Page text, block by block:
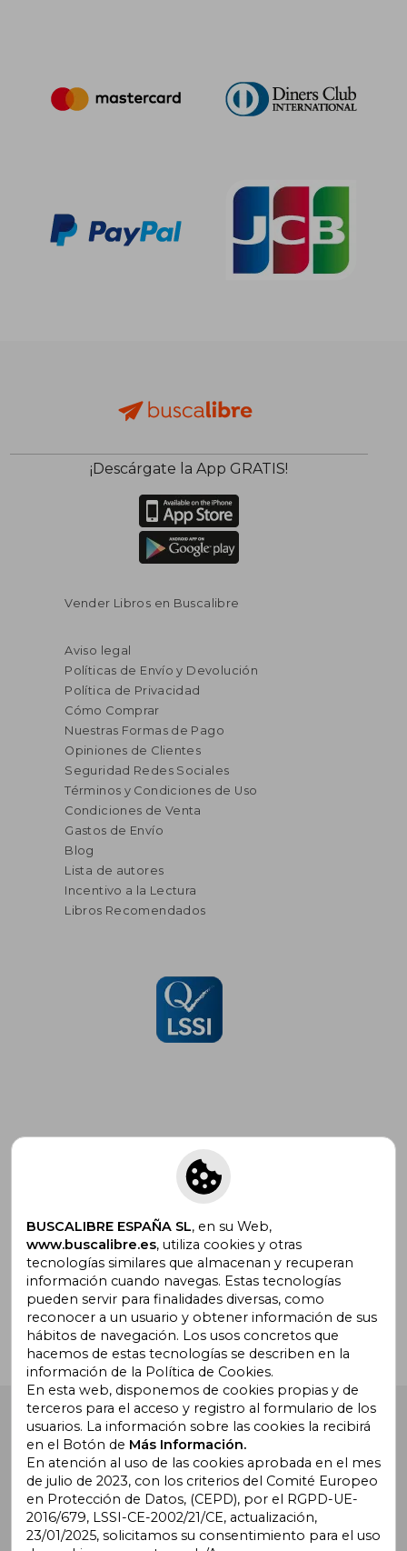
¡Descárgate la App GRATIS!
Vender Libros en Buscalibre
Aviso legal
Políticas de Envío y Devolución
Política de Privacidad
Cómo Comprar
Nuestras Formas de Pago
Opiniones de Clientes
Seguridad Redes Sociales
Términos y Condiciones de Uso
Condiciones de Venta
Gastos de Envío
Blog
Lista de autores
Incentivo a la Lectura
Libros Recomendados
Suscríbete para recibir ofertas y
promociones
¿Necesitas ayuda?
Ir a Centro de Soporte
Buscalibre España . Calle Energía, 65, Nave 3 (08940),
Cornellà de Llobregat, Barcelona. Derechos Reservados.
BUSCALIBRE ESPAÑA SL, en su Web,
www.buscalibre.es, utiliza cookies y otras
tecnologías similares que almacenan y recuperan
información cuando navegas. Estas tecnologías
pueden servir para finalidades diversas, como
reconocer a un usuario y obtener información de sus
hábitos de navegación. Los usos concretos que
hacemos de estas tecnologías se describen en la
información de la Política de Cookies.
En esta web, disponemos de cookies propias y de
terceros para el acceso y registro al formulario de los
usuarios. La información sobre las cookies la recibirá
en el Botón de Más Información.
En atención al uso de las cookies aprobada en el mes
de julio de 2023, con los criterios del Comité Europeo
en Protección de Datos, (CEPD), por el RGPD-UE-
2016/679, LSSI-CE-2002/21/CE, actualización,
23/01/2025, solicitamos su consentimiento para el uso